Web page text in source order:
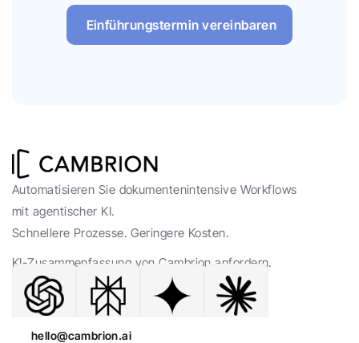
Einführungstermin vereinbaren
Automatisieren Sie dokumentenintensive Workflows
mit agentischer KI.
Schnellere Prozesse. Geringere Kosten.
KI-Zusammenfassung von Cambrion anfordern.
hello@cambrion.ai